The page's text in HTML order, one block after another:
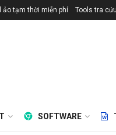
ảo tạm thời miễn phí Tools tra
SOFTWARE